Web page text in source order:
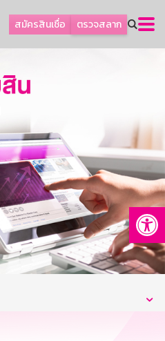
สมัครสินเชื่อ ตรวจสลาก